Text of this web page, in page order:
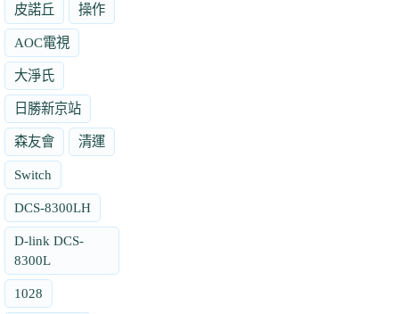
皮諾丘 操作
AOC電視
大淨氏
日勝新京站
森友會 清運
Switch
DCS-8300LH
D-link DCS-
8300L
1028